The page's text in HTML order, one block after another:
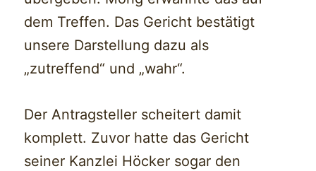
dem Treffen. Das Gericht bestätigt
unsere Darstellung dazu als
„zutreffend“ und „wahr“.
Der Antragsteller scheitert damit
komplett. Zuvor hatte das Gericht
seiner Kanzlei Höcker sogar den